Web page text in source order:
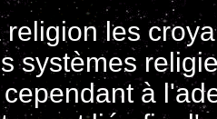
religion les
systèmes
à